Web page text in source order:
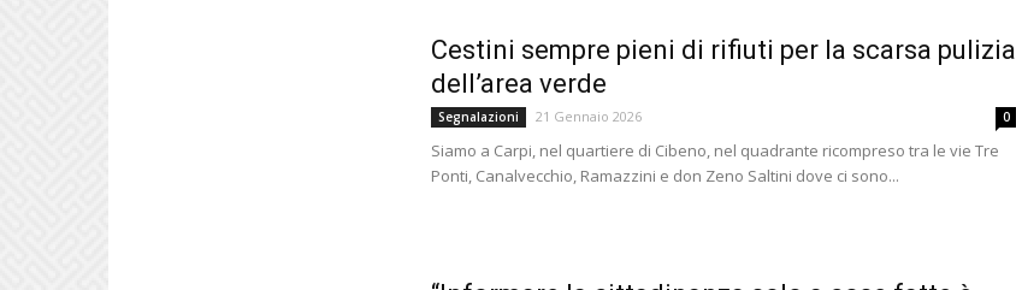
Cestini sempre pieni di rifiuti per la scarsa pulizia
dell’area verde
Segnalazioni 21 Gennaio 2026 0
Siamo a Carpi, nel quartiere di Cibeno, nel quadrante ricompreso tra le vie Tre
Ponti, Canalvecchio, Ramazzini e don Zeno Saltini dove ci sono...